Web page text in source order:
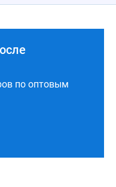
по оптовым